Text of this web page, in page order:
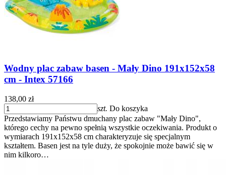
Wodny plac zabaw basen - Mały Dino 191x152x58
cm - Intex 57166
138,00 zł
szt. Do koszyka
Przedstawiamy Państwu dmuchany plac zabaw "Mały Dino",
którego cechy na pewno spełnią wszystkie oczekiwania. Produkt o
wymiarach 191x152x58 cm charakteryzuje się specjalnym
kształtem. Basen jest na tyle duży, że spokojnie może bawić się w
nim kilkoro…